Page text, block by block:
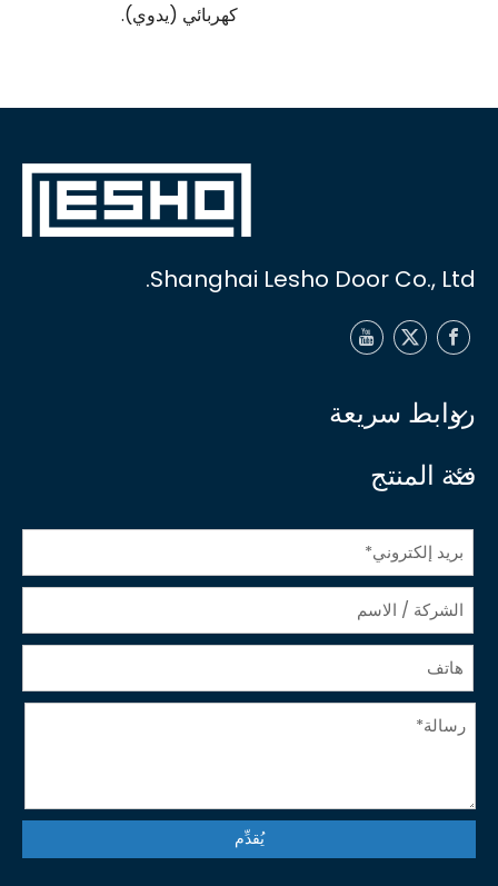
كهربائي (يدوي).
Shanghai Lesho Door Co., Ltd.
روابط سريعة
فئة المنتج
يُقدِّم